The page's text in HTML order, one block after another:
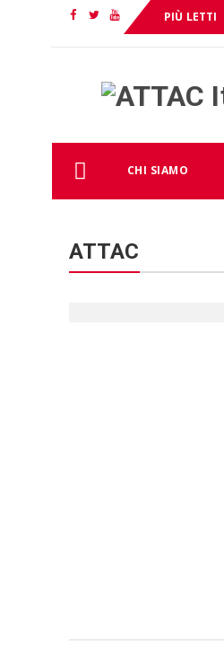
FacebookTwitterYouTube PIÙ LETTI
CHI SIAMO
ATTAC